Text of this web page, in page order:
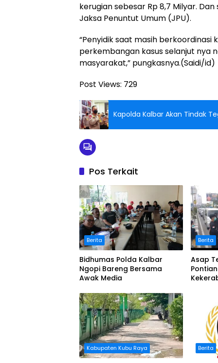
kerugian sebesar Rp 8,7 Milyar.
Jaksa Penuntut Umum (JPU).
“Penyidik saat masih berkoordinasi
perkembangan kasus selanjut nya
masyarakat,” pungkasnya.(Saidi/id)
Post Views: 729
Kapolda Kalbar Akan Tindak
Pos Terkait
Berita
Bidhumas Polda Kalbar
Ngopi Bareng Bersama
Awak Media
Berita
Asap
Kabupaten Kubu Raya Berita